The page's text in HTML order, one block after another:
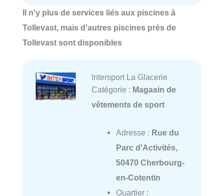
Il n'y plus de services liés aux piscines à
Tollevast, mais d'autres piscines près de
Tollevast sont disponibles
Intersport La Glacerie
Catégorie : Magasin de
vêtements de sport
Adresse : Rue du
Parc d'Activités,
50470 Cherbourg-
en-Cotentin
Quartier :